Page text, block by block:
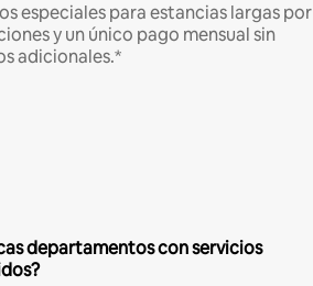
especiales para estancias largas por
y un único pago mensual sin
adicionales.*
departamentos con servicios